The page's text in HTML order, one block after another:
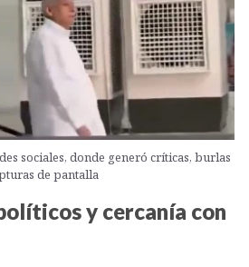
sociales, donde generó críticas, burlas
de pantalla
y cercanía con